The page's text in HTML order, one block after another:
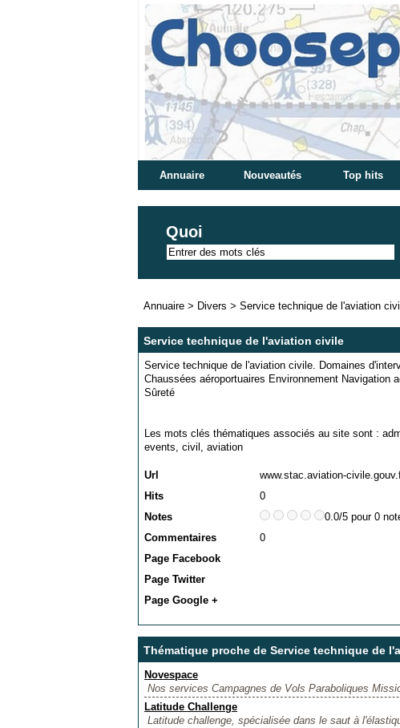
Annuaire Nouveautés Top hits
Quoi
Annuaire > Divers > Service technique de l'aviation
Service technique de l'aviation civile
Service technique de l'aviation civile. Domaines
Chaussées aéroportuaires Environnement Navigation
Sûreté
Les mots clés thématiques associés au site sont :
events, civil , aviation
Url
www.stac.aviation-
Hits
0
Notes
0.0/5 pour 0
Commentaires
0
Page Facebook
Page Twitter
Page Google +
Thématique proche de Service technique de
Novespace
Nos services Campagnes de Vols Paraboliques
Latitude Challenge
Latitude challenge, spécialisée dans le saut à